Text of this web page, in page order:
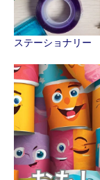
ステーショナリー